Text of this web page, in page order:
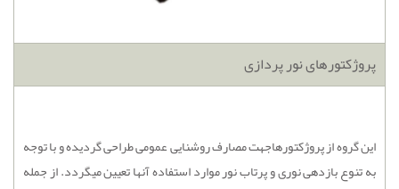
پروژکتورهای نور پردازی
این گروه از پروژکتورهاجهت مصارف روشنایی عمومی طراحی گردیده و با توجه
به تنوع بازدهی نوری و پرتاب نور موارد استفاده آنها تعیین میگردد. از جمله